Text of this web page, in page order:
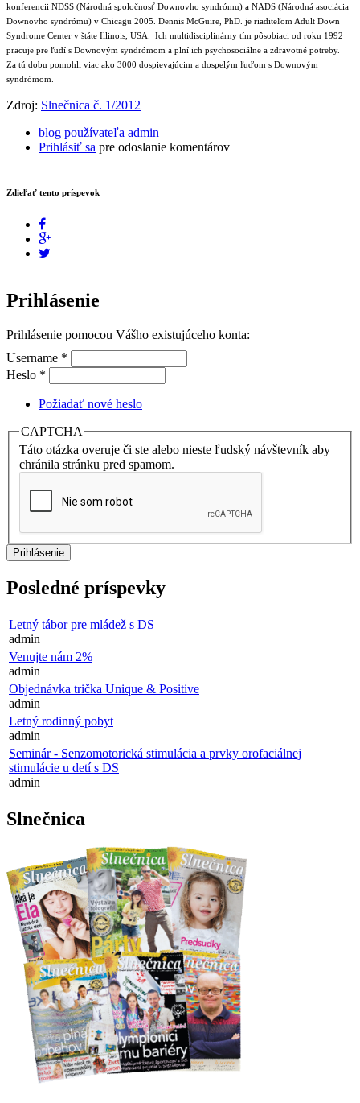
konferencii NDSS (Národná spoločnosť Downovho syndrómu) a NADS (Národná asociácia
Downovho syndrómu) v Chicagu 2005. Dennis McGuire, PhD. je riaditeľom Adult Down
Syndrome Center v štáte Illinois, USA. Ich multidisciplinárny tím pôsobiaci od roku 1992
pracuje pre ľudí s Downovým syndrómom a plní ich psychosociálne a zdravotné potreby.
Za tú dobu pomohli viac ako 3000 dospievajúcim a dospelým ľuďom s Downovým
syndrómom.
Zdroj: Slnečnica č. 1/2012
blog používateľa admin
Prihlásiť sa pre odoslanie komentárov
Zdieľať tento príspevok
Prihlásenie
Prihlásenie pomocou Vášho existujúceho konta:
Username *
Heslo *
Požiadať nové heslo
CAPTCHA
Táto otázka overuje či ste alebo nieste ľudský návštevník aby
chránila stránku pred spamom.
Posledné príspevky
Letný tábor pre mládež s DS
admin
Venujte nám 2%
admin
Objednávka trička Unique & Positive
admin
Letný rodinný pobyt
admin
Seminár - Senzomotorická stimulácia a prvky orofaciálnej
stimulácie u detí s DS
admin
Slnečnica